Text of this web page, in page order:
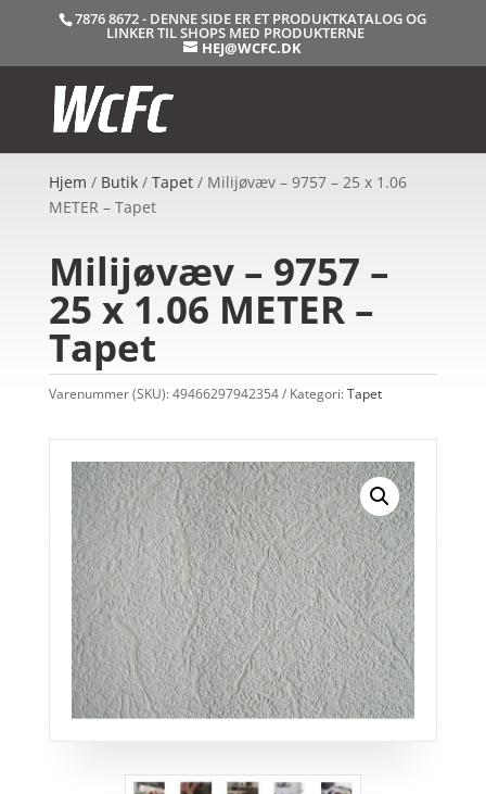
7876 8672 - DENNE SIDE ER ET PRODUKTKATALOG OG
LINKER TIL SHOPS MED PRODUKTERNE
HEJ@WCFC.DK
Hjem / Butik/ Tapet/ Milijøvæv – 9757 – 25 x 1.06
METER – Tapet
Milijøvæv – 9757 –
25 x 1.06 METER –
Tapet
Varenummer (SKU):49466297942354 Kategori:Tapet